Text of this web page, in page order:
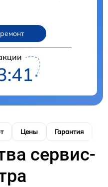
Цены Гарантия
сервис-